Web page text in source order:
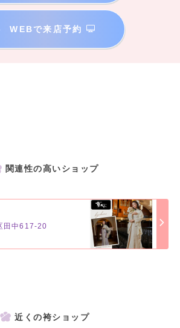
WEBで来店予約
関連性の高いショップ
田中617-20
近くの袴ショップ